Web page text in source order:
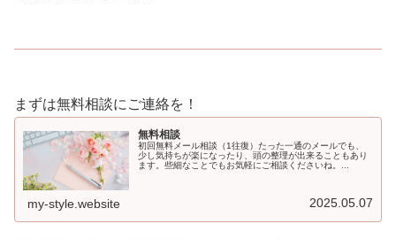
まずは無料相談にご連絡を！
無料相談
初回無料メール相談（1往復）たった一通のメールでも、
少し気持ちが楽になったり、頭の整理が出来ることもあり
ます。些細なことでもお気軽にご相談くださいね。...
my-style.website 2025.05.07